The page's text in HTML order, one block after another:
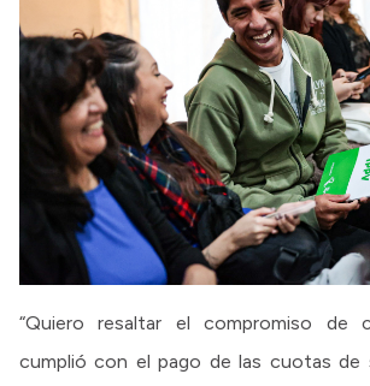
“Quiero resaltar el compromiso de
cumplió con el pago de las cuotas de